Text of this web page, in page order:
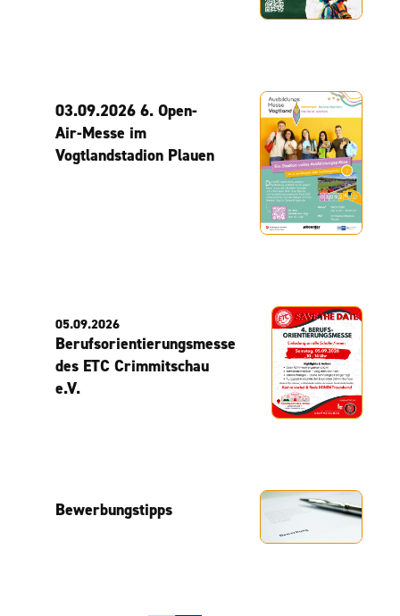
03.09.2026 6. Open-
Air-Messe im
Vogtlandstadion Plauen
05.09.2026
Berufsorientierungsmesse
des ETC Crimmitschau
e.V.
Bewerbungstipps